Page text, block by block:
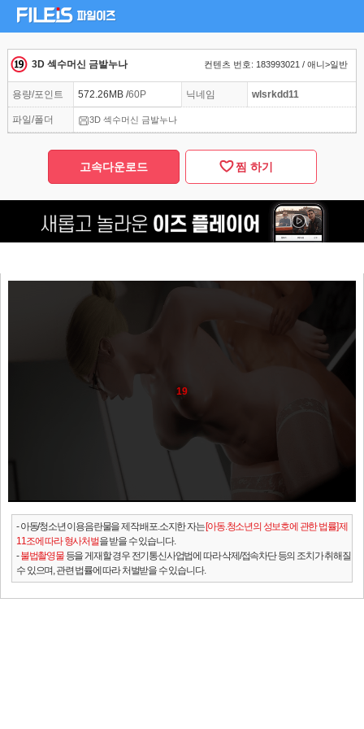
3D 섹수머신 금발누나 컨텐츠 번호: 183993021 / 애니>일반
용량/포인트 572.26MB /60P 닉네임 wlsrkdd11
파일/폴더 3D 섹수머신 금발누나
고속다운로드 찜 하기
19
- 아동/청소년 이용음란물을 제작.배포.소지한 자는[아동.청소년의 성보호에 관한 법률] 제
11조에 따라 형사처벌을 받을 수 있습니다.
-불법촬영물 등을 게재할 경우 전기통신사업법에 따라 삭제/접속차단 등의 조치가 취해질
수 있으며, 관련 법률에 따라 처벌받을 수 있습니다.